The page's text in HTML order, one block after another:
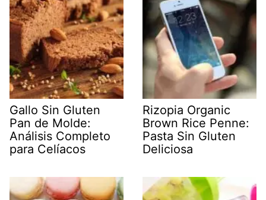
Gallo Sin Gluten
Pan de Molde:
Análisis Completo
para Celíacos
Rizopia Organic
Brown Rice Penne:
Pasta Sin Gluten
Deliciosa